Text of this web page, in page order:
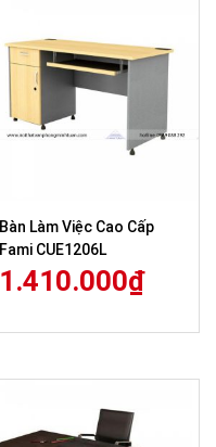
Bàn Làm Việc Cao Cấp
Fami CUE1206L
1.410.000₫